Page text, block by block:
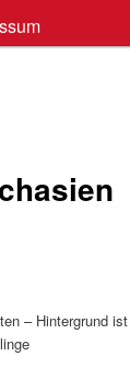
– Hintergrund